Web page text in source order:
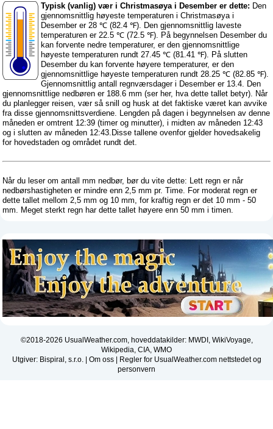
Typisk (vanlig) vær i Christmasøya i Desember er dette: Den
gjennomsnittlig høyeste temperaturen i Christmasøya i
Desember er 28 ℃ (82.4 ℉). Den gjennomsnittlig laveste
temperaturen er 22.5 ℃ (72.5 ℉). På begynnelsen Desember du
kan forvente nedre temperaturer, er den gjennomsnittlige
høyeste temperaturen rundt 27.45 ℃ (81.41 ℉). På slutten
Desember du kan forvente høyere temperaturer, er den
gjennomsnittlige høyeste temperaturen rundt 28.25 ℃ (82.85 ℉).
Gjennomsnittlig antall regnværsdager i Desember er 13.4. Den
gjennomsnittlige nedbøren er 188.6 mm (ser her, hva dette tallet betyr). Når
du planlegger reisen, vær så snill og husk at det faktiske været kan avvike
fra disse gjennomsnittsverdiene. Lengden på dagen i begynnelsen av denne
måneden er omtrent 12:39 (timer og minutter), i midten av måneden 12:43
og i slutten av måneden 12:43.Disse tallene ovenfor gjelder hovedsakelig
for hovedstaden og området rundt det.
Når du leser om antall mm nedbør, bør du vite dette: Lett regn er når
nedbørshastigheten er mindre enn 2,5 mm pr. Time. For moderat regn er
dette tallet mellom 2,5 mm og 10 mm, for kraftig regn er det 10 mm - 50
mm. Meget sterkt regn har dette tallet høyere enn 50 mm i timen.
©2018-2026 UsualWeather.com, hoveddatakilder: MWDI, WikiVoyage,
Wikipedia, CIA, WMO
Utgiver: Bispiral, s.r.o. | Om oss| Regler for UsualWeather.com nettstedet og
personvern